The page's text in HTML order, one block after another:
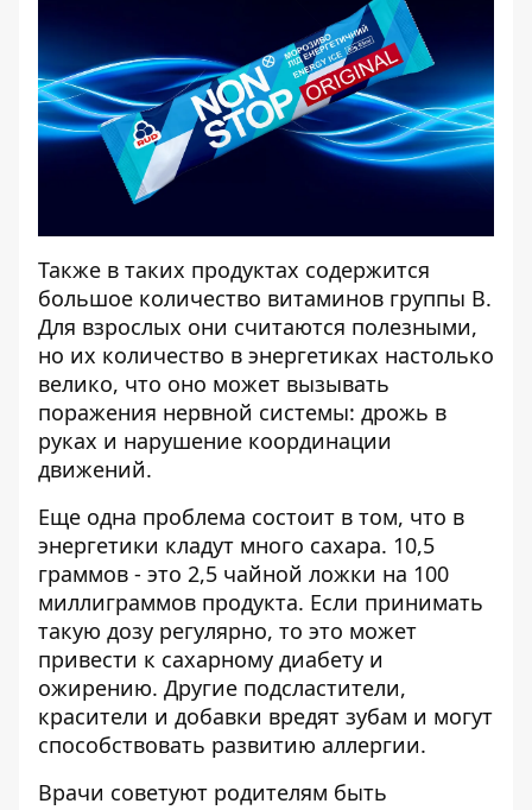
Также в таких продуктах содержится
большое количество витаминов группы B.
Для взрослых они считаются полезными,
но их количество в энергетиках настолько
велико, что оно может вызывать
поражения нервной системы: дрожь в
руках и нарушение координации
движений.
Еще одна проблема состоит в том, что в
энергетики кладут много сахара. 10,5
граммов - это 2,5 чайной ложки на 100
миллиграммов продукта. Если принимать
такую дозу регулярно, то это может
привести к сахарному диабету и
ожирению. Другие подсластители,
красители и добавки вредят зубам и могут
способствовать развитию аллергии.
Врачи советуют родителям быть